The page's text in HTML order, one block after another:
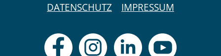
DATENSCHUTZ IMPRESSUM